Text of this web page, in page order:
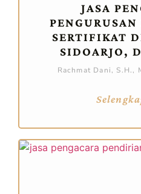
JASA
SERTIFIKAT
SIDOARJO,
Rachmat Dani, S.H.,